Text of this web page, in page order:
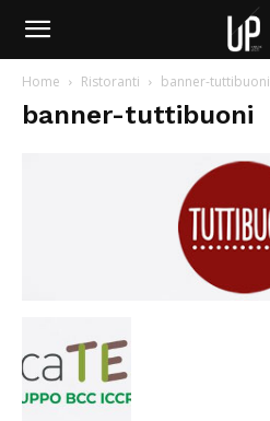
Home Ristoranti banner-tuttibuoni
banner-tuttibuoni